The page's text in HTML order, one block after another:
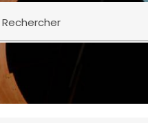
Rechercher